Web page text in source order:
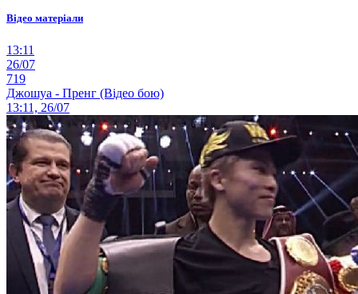
Відео матеріали
13:11
26/07
719
Джошуа - Пренг (Відео бою)
13:11, 26/07